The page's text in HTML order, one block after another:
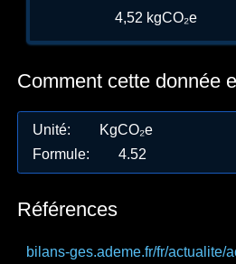
4,52 kgCO₂e
Comment cette donnée
Unité:
KgCO₂e
Formule: 4.52
Références
bilans-ges.ademe.fr/fr/actualite/